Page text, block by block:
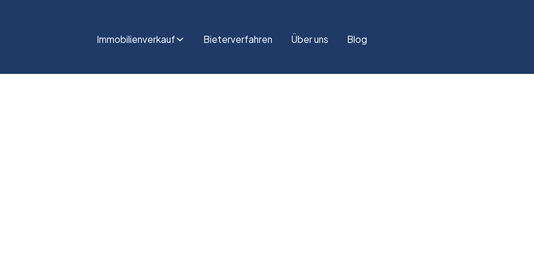
Immobilienverkauf Bieterverfahren Über uns Blog